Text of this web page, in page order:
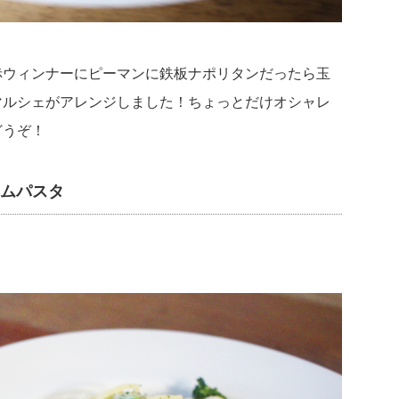
ィンナーにピーマンに鉄板ナポリタンだったら玉
シェがアレンジしました！ちょっとだけオシャレ
ぞ！
パスタ